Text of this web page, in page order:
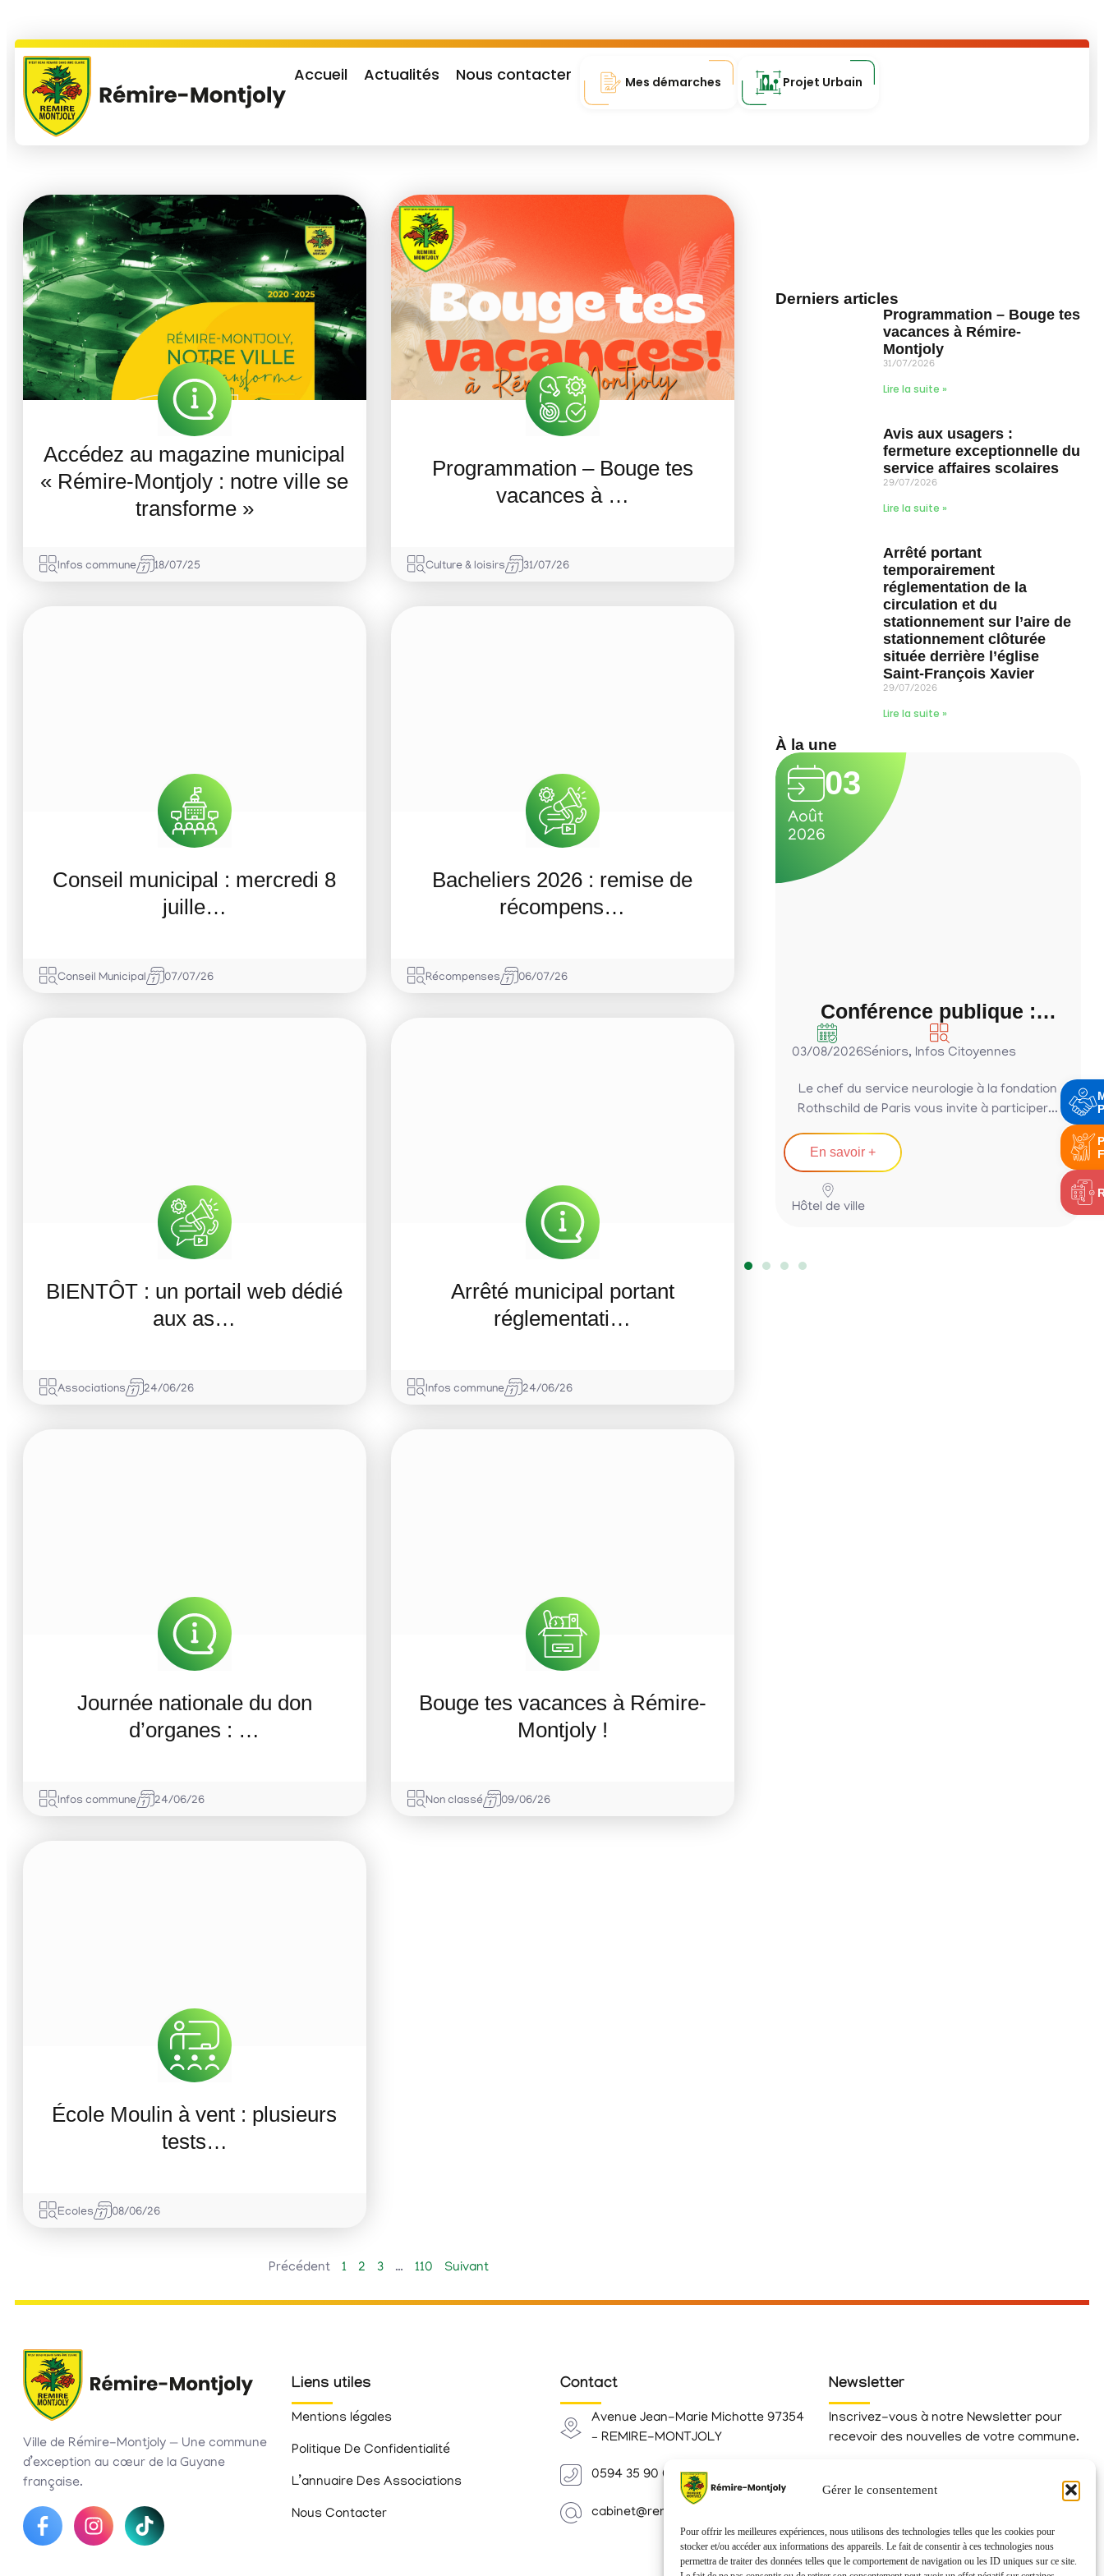
Gérer le consentement
Pour offrir les meilleures expériences, nous utilisons des technologies telles que les cookies pour
stocker et/ou accéder aux informations des appareils. Le fait de consentir à ces technologies nous
permettra de traiter des données telles que le comportement de navigation ou les ID uniques sur ce site.
Accueil Actualités Nous contacter Mes démarches Projet Urbain
Accédez au magazine municipal
« Rémire-Montjoly : notre ville se
transforme »
Infos commune 18/07/25
Programmation – Bouge tes
vacances à …
Culture & loisirs 31/07/26
Conseil municipal : mercredi 8
juille…
Conseil Municipal 07/07/26
Bacheliers 2026 : remise de
récompens…
Récompenses 06/07/26
BIENTÔT : un portail web dédié
aux as…
Associations 24/06/26
Arrêté municipal portant
réglementati…
Infos commune 24/06/26
Journée nationale du don
d’organes : …
Infos commune 24/06/26
Bouge tes vacances à Rémire-
Montjoly !
Non classé 09/06/26
École Moulin à vent : plusieurs
tests…
Ecoles 08/06/26
Précédent 1 2 3 … 110 Suivant
Derniers articles
Programmation – Bouge tes
vacances à Rémire-
Montjoly
31/07/2026
Lire la suite »
Avis aux usagers :
fermeture exceptionnelle du
service affaires scolaires
29/07/2026
Lire la suite »
Arrêté portant
temporairement
réglementation de la
circulation et du
stationnement sur l’aire de
stationnement clôturée
située derrière l’église
Saint-François Xavier
29/07/2026
Lire la suite »
À la une
03
Août
2026
Conférence publique :
Parkinson, bien bouger,
bien manger….. malgré la
maladie
03/08/2026Séniors, Infos Citoyennes
Le chef du service neurologie à la fondation
Rothschild de Paris vous invite à participer...
En savoir +
Hôtel de ville
Ville de Rémire-Montjoly — Une commune
d’exception au cœur de la Guyane
française.
Liens utiles
Mentions légales
Politique De Confidentialité
L’annuaire Des Associations
Nous Contacter
Contact
Avenue Jean-Marie Michotte 97354
– REMIRE-MONTJOLY
0594 35 90 00
cabinet@remiremontjoly.fr
Newsletter
Inscrivez-vous à notre Newsletter pour
recevoir des nouvelles de votre commune.